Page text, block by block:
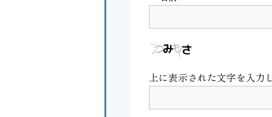
上に表示された文字を入力